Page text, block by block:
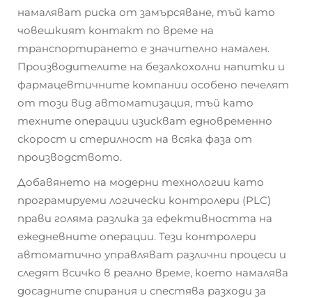
намаляват риска от замърсяване, тъй като
човешкият контакт по време на
транспортирането е значително намален.
Производителите на безалкохолни напитки и
фармацевтичните компании особено печелят
от този вид автоматизация, тъй като
техните операции изискват едновременно
скорост и стерилност на всяка фаза от
производството.
Добавянето на модерни технологии като
програмируеми логически контролери (PLC)
прави голяма разлика за ефективността на
ежедневните операции. Тези контролери
автоматично управляват различни процеси и
следят всичко в реално време, което намалява
досадните спирания и спестява разходи за